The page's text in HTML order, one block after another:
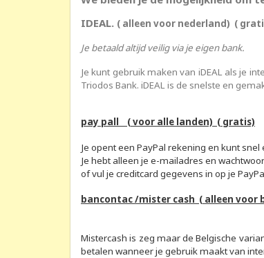
IDEAL. ( alleen voor nederland) (
Je betaald altijd veilig via je eigen bank.
Je kunt gebruik maken van iDEAL als je
Triodos Bank. iDEAL is de snelste en
pay pall ( voor alle landen) ( gratis)
Je opent een PayPal rekening en kunt
Je hebt alleen je e-mailadres en
of vul je creditcard gegevens in op je
bancontac /mister cash ( alleen voor
Mistercash is zeg maar de Belgische
betalen wanneer je gebruik maakt van